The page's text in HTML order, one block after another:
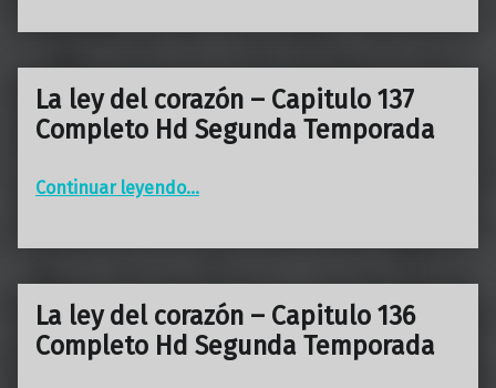
La ley del corazón – Capitulo 137
Completo Hd Segunda Temporada
Continuar leyendo“La ley del corazón – Capitulo 137 Completo Hd Segunda Temporada”
…
La ley del corazón – Capitulo 136
Completo Hd Segunda Temporada